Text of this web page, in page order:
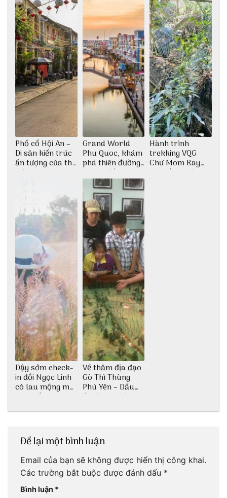
Phố cổ Hội An –
Di sản kiến trúc
ấn tượng của thế
giới
Grand World
Phu Quoc, khám
phá thiên đường
giải trí đầy sôi
động
Hành trình
trekking VQG
Chư Mom Ray
tìm về núi rừng
Dậy sớm check-
in đồi Ngọc Linh
cỏ lau mộng mơ
tại Huế nè bạn
Về thăm địa đạo
Gò Thì Thùng
Phú Yên – Dấu
ấn lịch sử còn
Để lại một bình luận
Email của bạn sẽ không được hiển thị công khai.
Các trường bắt buộc được đánh dấu *
Bình luận *